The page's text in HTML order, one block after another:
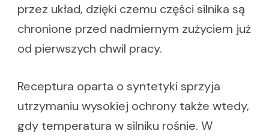
przez układ, dzięki czemu części silnika są
chronione przed nadmiernym zużyciem już
od pierwszych chwil pracy.
Receptura oparta o syntetyki sprzyja
utrzymaniu wysokiej ochrony także wtedy,
gdy temperatura w silniku rośnie. W